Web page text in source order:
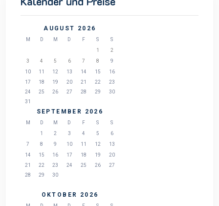
AUGUST 2026
M D M D F S
S
1
2
3
4 5 6 7 8
9
10
11 12 13 14 15
16
17
18 19 20 21 22
23
24
25 26 27 28 29
30
31
SEPTEMBER 2026
M D M D F S
S
1
2 3 4 5
6
7
8 9 10 11 12
13
14
15 16 17 18 19
20
21
22 23 24 25 26
27
28
29 30
OKTOBER 2026